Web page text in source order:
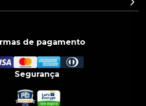
de pagamento
Segurança